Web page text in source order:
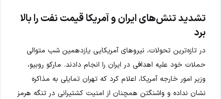
تشدید تنش‌های ایران و آمریکا قیمت نفت را بالا
برد
در تازه‌ترین تحولات، نیروهای آمریکایی یازدهمین شب متوالی
حملات خود علیه اهدافی در ایران را انجام دادند. مارکو روبیو،
وزیر امور خارجه آمریکا، اعلام کرد که تهران تمایلی به مذاکره
نشان نداده و واشنگتن همچنان از امنیت کشتیرانی در تنگه هرمز